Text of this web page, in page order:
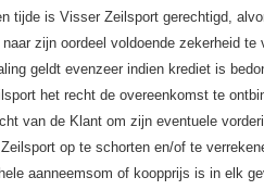
tijde is Visser Zeilsport gerechtigd,
zijn oordeel voldoende zekerheid
geldt evenzeer indien krediet is
het recht de overeenkomst te
van de Klant om zijn eventuele
op te schorten en/of te
aanneemsom of koopprijs is in elk